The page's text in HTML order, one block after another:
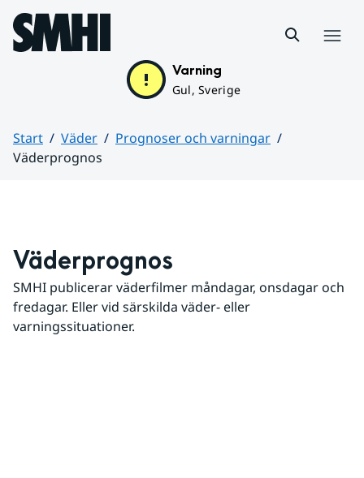
Hoppa till sidans innehåll
Varning
Gul, Sverige
Start Väder
Prognoser och varningar
Väderprognos
Väderprognos
SMHI publicerar väderfilmer måndagar, onsdagar och
fredagar. Eller vid särskilda väder- eller
varningssituationer.